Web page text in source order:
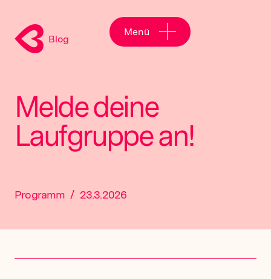
Blog
Menü
Melde deine
Laufgruppe an!
Programm / 23.3.2026